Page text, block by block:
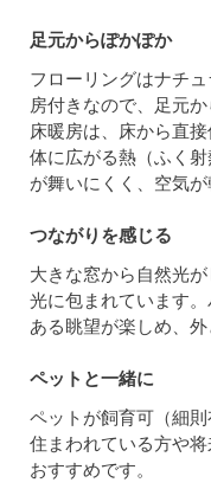
足元からぽかぽか
フローリングはナチ
房付きなので、足元
床暖房は、床から直
体に広がる熱（ふく
が舞いにくく、空気
つながりを感じる
大きな窓から自然光
光に包まれています
ある眺望が楽しめ、
ペットと一緒に
ペットが飼育可（細
住まわれている方や
おすすめです。